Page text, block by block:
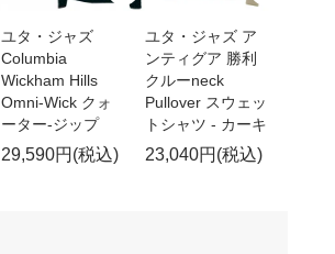
ユタ・ジャズ
Columbia
Wickham Hills
Omni-Wick クォ
ーター-ジップ
29,590円(税込)
ユタ・ジャズ ア
ンティグア 勝利
クルーneck
Pullover スウェッ
トシャツ - カーキ
23,040円(税込)